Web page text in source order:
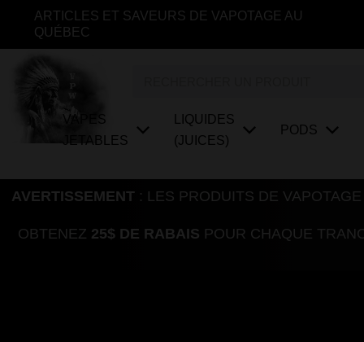
contenu
ARTICLES ET SAVEURS DE VAPOTAGE AU
QUÉBEC
VAPES
JETABLES
LIQUIDES
(JUICES)
PODS
AVERTISSEMENT: LES PRODUITS DE
OBTENEZ 25$ DE RABAIS POUR CHAQUE